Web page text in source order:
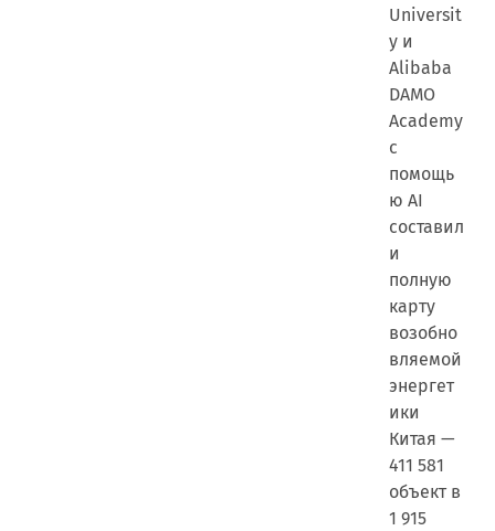
Universit
y и
Alibaba
DAMO
Academy
с
помощь
ю AI
составил
и
полную
карту
возобно
вляемой
энергет
ики
Китая —
411 581
объект в
1 915